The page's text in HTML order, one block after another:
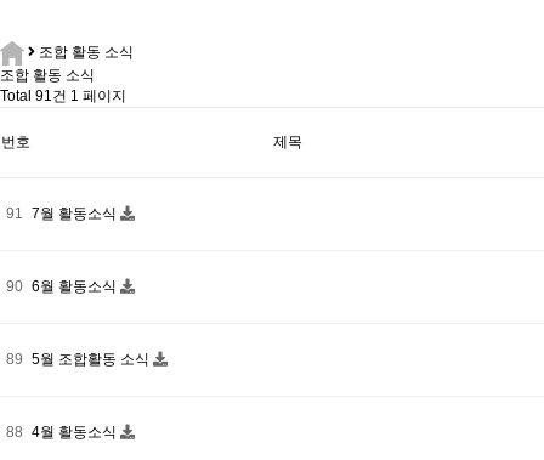
조합 활동 소식
조합 활동 소식
Total 91건 1 페이지
번호 제목
91 7월 활동소식
90 6월 활동소식
89 5월 조합활동 소식
88 4월 활동소식